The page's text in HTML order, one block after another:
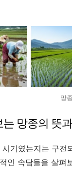
망
망종의 뜻
기였는지는 구
인 속담들을 살펴